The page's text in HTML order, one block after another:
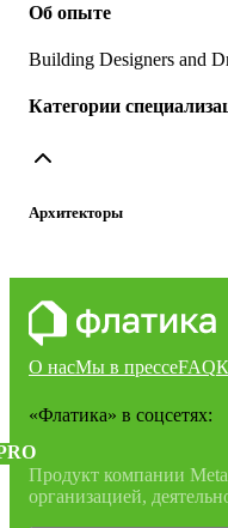
Об опыте
Building Designers and
Категории
Архитекторы
О насМы в прессеFAQ
«Флатика» в соцсетях:
Продукт компании
организацией,